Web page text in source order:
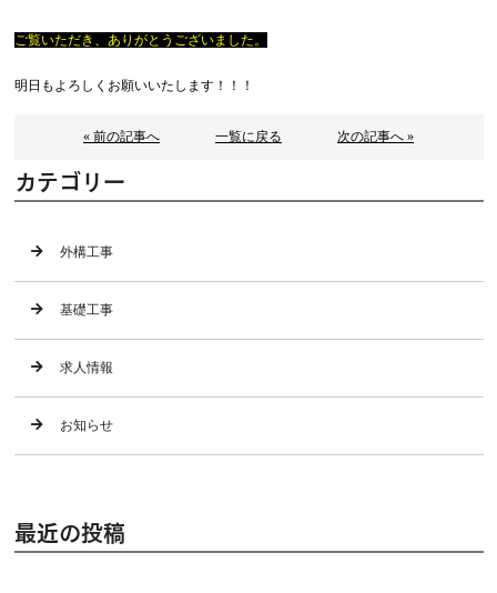
ご覧いただき、ありがとうございました。
明日もよろしくお願いいたします！！！
« 前の記事へ 一覧に戻る 次の記事へ »
カテゴリー
外構工事
基礎工事
求人情報
お知らせ
最近の投稿